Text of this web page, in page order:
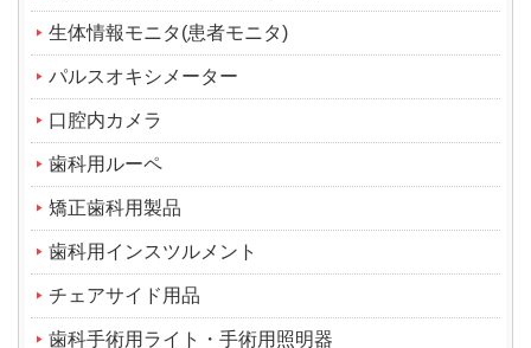
生体情報モニタ(患者モニタ)
パルスオキシメーター
口腔内カメラ
歯科用ルーペ
矯正歯科用製品
歯科用インスツルメント
チェアサイド用品
歯科手術用ライト・手術用照明器